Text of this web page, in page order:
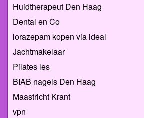
Huidtherapeut Den Haag
Dental en Co
lorazepam kopen via ideal
Jachtmakelaar
Pilates les
BIAB nagels Den Haag
Maastricht Krant
vpn